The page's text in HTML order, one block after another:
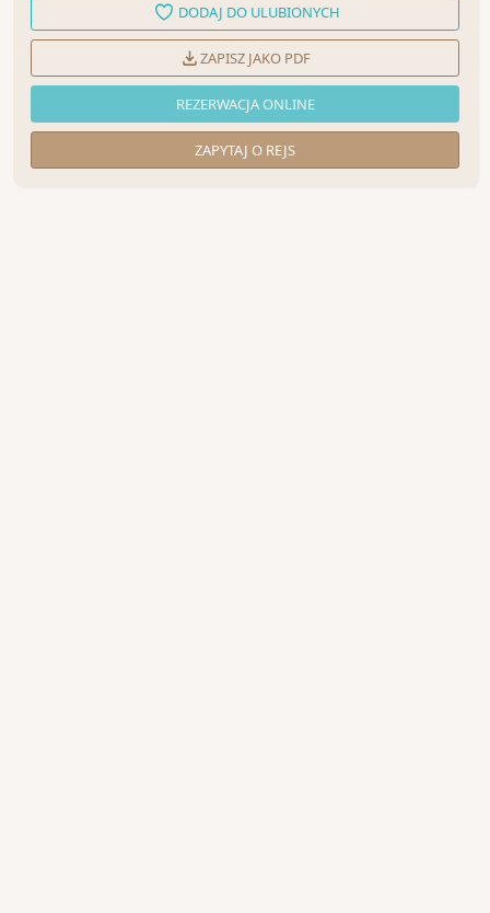
DODAJ DO ULUBIONYCH
ZAPISZ JAKO PDF
REZERWACJA ONLINE
ZAPYTAJ O REJS